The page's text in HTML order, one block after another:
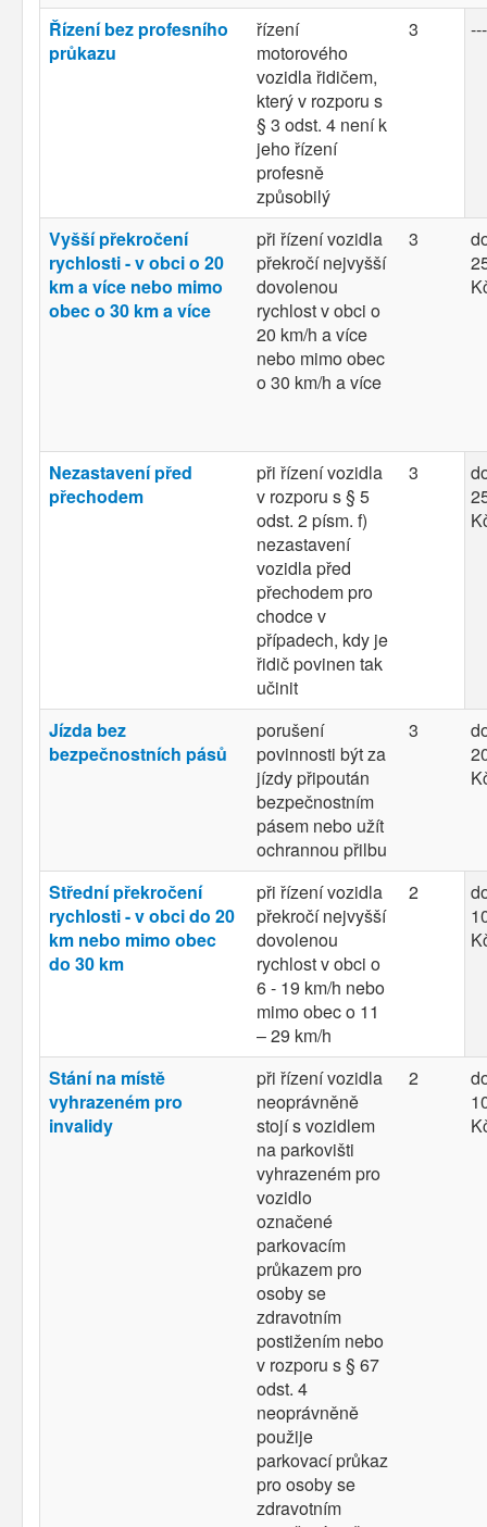
Řízení bez profesního
průkazu
řízení
motorového
vozidla řidičem,
který v rozporu s
§ 3 odst. 4 není k
jeho řízení
profesně
způsobilý
3 ---
Vyšší překročení
rychlosti - v obci o 20
km a více nebo mimo
obec o 30 km a více
při řízení vozidla
překročí nejvyšší
dovolenou
rychlost v obci o
20 km/h a více
nebo mimo obec
o 30 km/h a více
3
Nezastavení před
přechodem
při řízení vozidla
v rozporu s § 5
odst. 2 písm. f)
nezastavení
vozidla před
přechodem pro
chodce v
případech, kdy je
řidič povinen tak
učinit
3
Jízda bez
bezpečnostních pásů
porušení
povinnosti být za
jízdy připoután
bezpečnostním
pásem nebo užít
ochrannou přilbu
3
Střední překročení
rychlosti - v obci do 20
km nebo mimo obec
do 30 km
při řízení vozidla
překročí nejvyšší
dovolenou
rychlost v obci o
6 - 19 km/h nebo
mimo obec o 11
– 29 km/h
2
Stání na místě
vyhrazeném pro
invalidy
při řízení vozidla
neoprávněně
stojí s vozidlem
na parkovišti
vyhrazeném pro
vozidlo
označené
parkovacím
průkazem pro
osoby se
zdravotním
postižením nebo
v rozporu s § 67
odst. 4
neoprávněně
použije
parkovací průkaz
pro osoby se
zdravotním
2